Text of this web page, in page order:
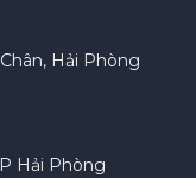
Hải Phòng
Hải Phòng